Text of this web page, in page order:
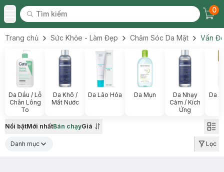
Toggle Menu
Tìm kiếm
Tìm kiếm
0
Trang chủ Sức Khỏe - Làm Đẹp Chăm Sóc Da Mặt Vấn
Da Dầu / Lỗ
Chân Lông
To
Da Khô /
Mất Nước
Da Lão Hóa Da Mụn
Da Nhạy
Cảm / Kích
Ứng
Da
Nổi bậtMới nhấtBán chạyGiá
Danh mục Lọc